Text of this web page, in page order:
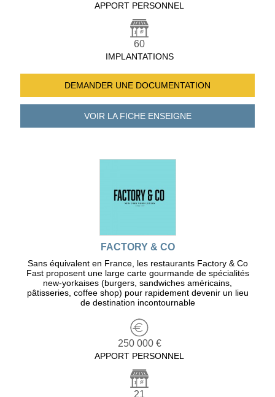
APPORT PERSONNEL
60
IMPLANTATIONS
DEMANDER UNE DOCUMENTATION
VOIR LA FICHEENSEIGNE
FACTORY & CO
Sans équivalent en France, les restaurants Factory & Co
Fast proposent une large carte gourmande de spécialités
new-yorkaises (burgers, sandwiches américains,
pâtisseries, coffee shop) pour rapidement devenir un lieu
de destination incontournable
250 000 €
APPORT PERSONNEL
21